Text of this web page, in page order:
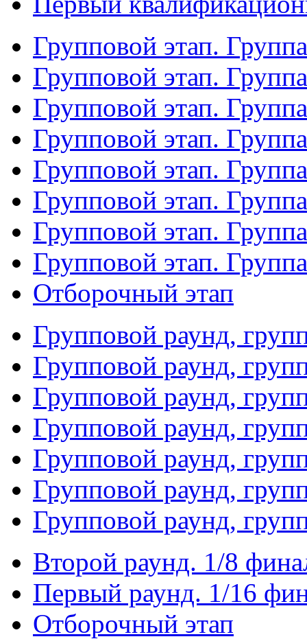
Групповой этап.
Групповой этап.
Групповой этап.
Групповой этап.
Групповой этап.
Групповой этап.
Групповой этап.
Групповой этап.
Отборочный этап
Групповой раунд,
Групповой раунд,
Групповой раунд,
Групповой раунд,
Групповой раунд,
Групповой раунд,
Групповой раунд,
Второй раунд. 1/8
Первый раунд. 1/16
Отборочный этап